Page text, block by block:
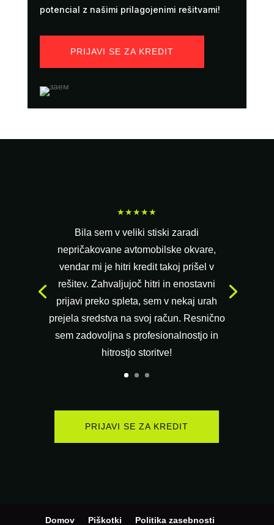
potencial z našimi prilagojenimi rešitvami!
PRIJAVI SE ZA KREDIT
★★★★★
Bila sem v veliki stiski zaradi
nepričakovane avtomobilske okvare,
vendar mi je hitri kredit takoj prišel v
rešitev. Zahvaljujoč hitri in enostavni
prijavi preko spleta, sem v nekaj urah
prejela sredstva na svoj račun. Resnično
sem zadovoljna s profesionalnostjo in
hitrostjo storitve!
PRIJAVI SE ZA KREDIT
Domov Piškotki Politika zasebnosti